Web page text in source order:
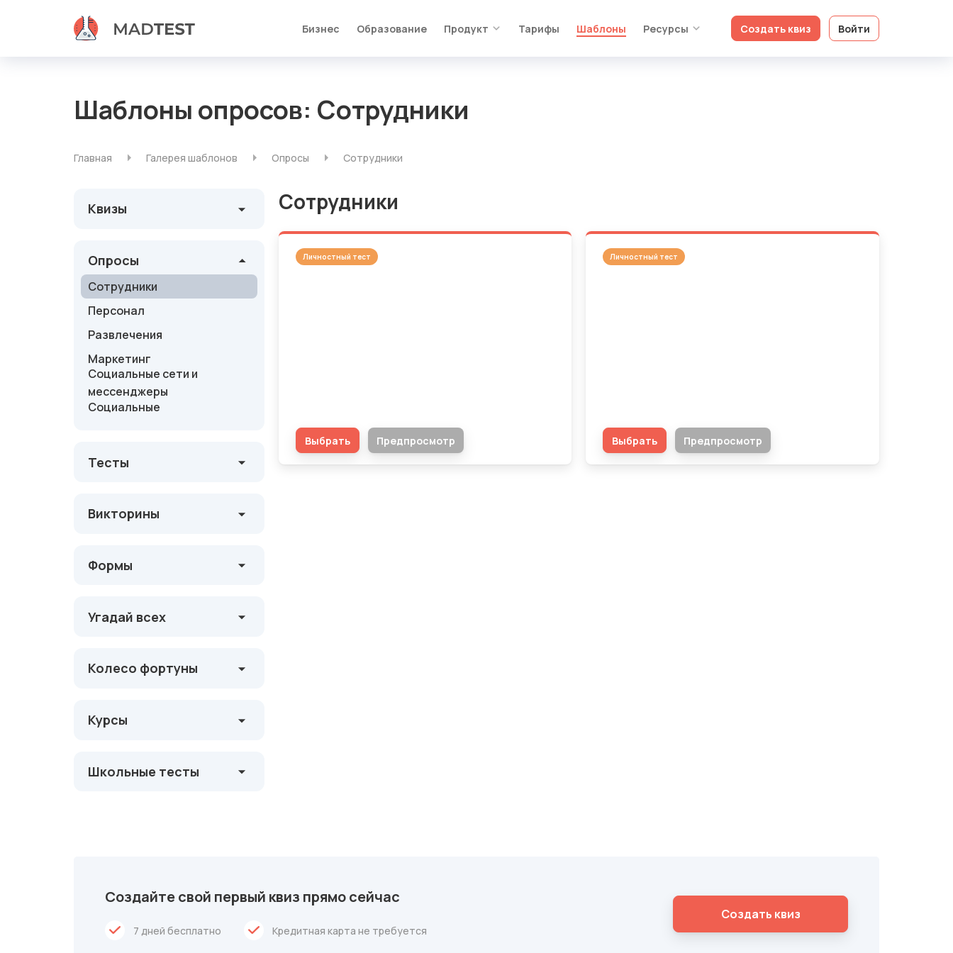
Бизнес Образование Продукт Тарифы Шаблоны Ресурсы Создать квиз Войти
Шаблоны опросов: Сотрудники
Главная Галерея шаблонов Опросы Сотрудники
Квизы
Опросы
Сотрудники
Персонал
Развлечения
Маркетинг
Социальные сети и
мессенджеры
Социальные
Тесты
Викторины
Формы
Угадай всех
Колесо фортуны
Курсы
Школьные тесты
Сотрудники
Личностный тест
Выбрать Предпросмотр
Личностный тест
Выбрать Предпросмотр
Создайте свой первый квиз прямо сейчас
7 дней бесплатно Кредитная карта не требуется
Cоздать квиз